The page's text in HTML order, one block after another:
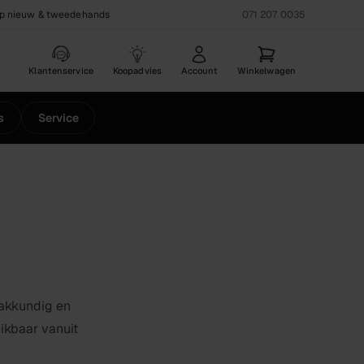
nieuw & tweedehands 071 207 0035
Klantenservice Koopadvies Account Winkelwagen
Service
en
vanuit